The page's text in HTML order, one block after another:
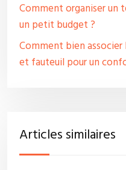
Comment organiser un
un petit budget ?
Comment bien associer
et fauteuil pour un
Articles similaires